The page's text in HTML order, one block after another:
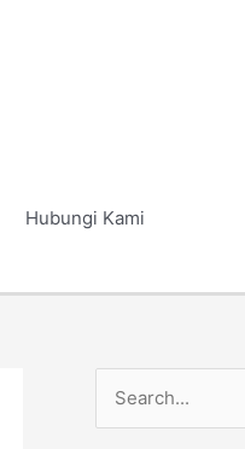
Hubungi Kami